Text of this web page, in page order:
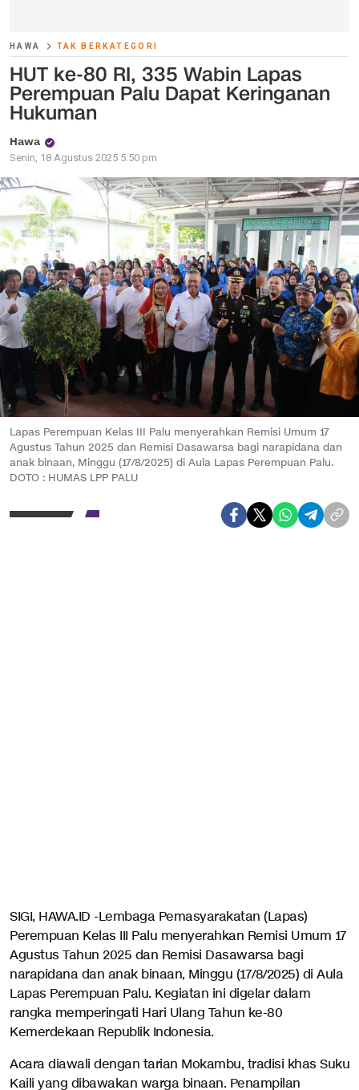
HAWA TAK BERKATEGORI
HUT ke-80 RI, 335 Wabin Lapas
Perempuan Palu Dapat Keringanan
Hukuman
Hawa
Senin, 18 Agustus 2025 5:50 pm
Lapas Perempuan Kelas III Palu menyerahkan Remisi Umum 17
Agustus Tahun 2025 dan Remisi Dasawarsa bagi narapidana dan
anak binaan, Minggu (17/8/2025) di Aula Lapas Perempuan Palu.
DOTO : HUMAS LPP PALU
SIGI, HAWA.ID -Lembaga Pemasyarakatan (Lapas)
Perempuan Kelas III Palu menyerahkan Remisi Umum 17
Agustus Tahun 2025 dan Remisi Dasawarsa bagi
narapidana dan anak binaan, Minggu (17/8/2025) di Aula
Lapas Perempuan Palu. Kegiatan ini digelar dalam
rangka memperingati Hari Ulang Tahun ke-80
Kemerdekaan Republik Indonesia.
Acara diawali dengan tarian Mokambu, tradisi khas Suku
Kaili yang dibawakan warga binaan. Penampilan